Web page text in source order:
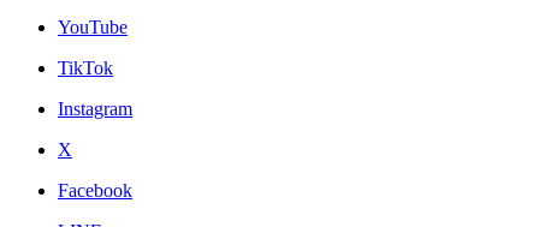
YouTube
TikTok
Instagram
X
Facebook